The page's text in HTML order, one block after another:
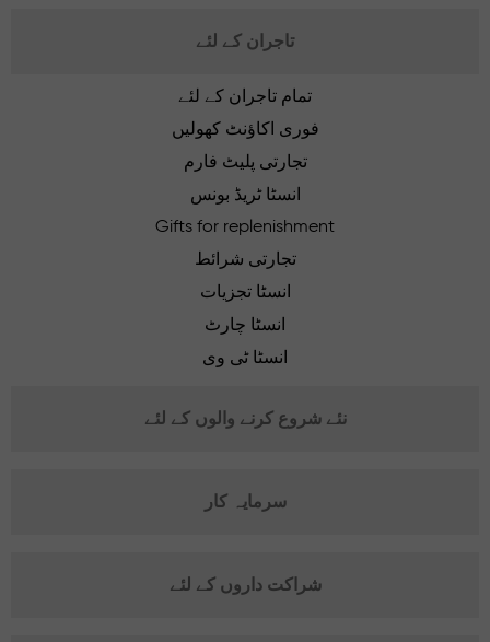
تاجران کے لئے
تمام تاجران کے لئے
فوری اکاؤنٹ کھولیں
تجارتی پلیٹ فارم
انسٹا ٹریڈ بونس
Gifts for replenishment
تجارتی شرائط
انسٹا تجزیات
انسٹا چارٹ
انسٹا ٹی وی
نئے شروع کرنے والوں کے لئے
سرمایہ کار
شراکت داروں کے لئے